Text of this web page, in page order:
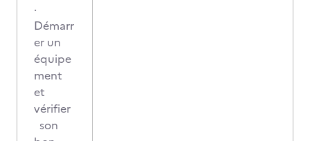
·
Démarr
er un
équipe
ment
et
vérifier
son